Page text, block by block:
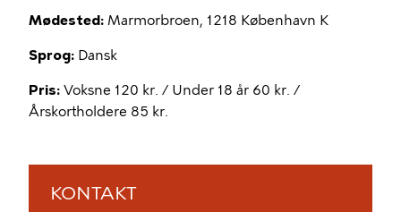
Mødested: Marmorbroen, 1218 København K
Sprog: Dansk
Pris: Voksne 120 kr. / Under 18 år 60 kr. /
Årskortholdere 85 kr.
KONTAKT